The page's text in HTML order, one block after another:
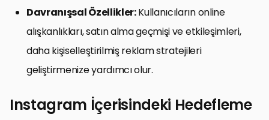
Davranışsal Özellikler:Kullanıcıların online
alışkanlıkları, satın alma geçmişi ve etkileşimleri,
daha kişiselleştirilmiş reklam stratejileri
geliştirmenize yardımcı olur.
Instagram İçerisindeki Hedefleme